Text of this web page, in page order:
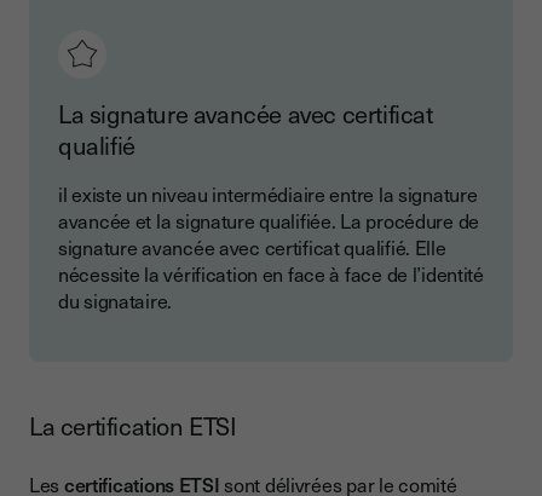
La signature avancée avec certificat
qualifié
il existe un niveau intermédiaire entre la signature
avancée et la signature qualifiée. La procédure de
signature avancée avec certificat qualifié. Elle
nécessite la vérification en face à face de l’identité
du signataire.
La certification ETSI
Les certifications ETSI sont délivrées par le comité